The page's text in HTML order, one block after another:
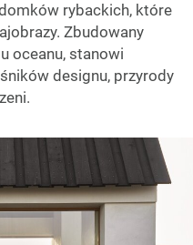
rybackich, które
Zbudowany
oceanu, stanowi
designu, przyrody